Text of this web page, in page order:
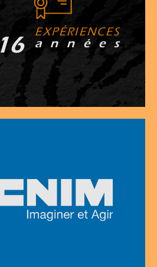
17 E X P É R I E N C E S
a n n é e s